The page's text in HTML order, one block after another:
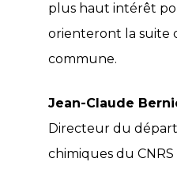
plus haut intérêt
orienteront la suite
commune.
Jean-Claude
Directeur du
chimiques du CNRS